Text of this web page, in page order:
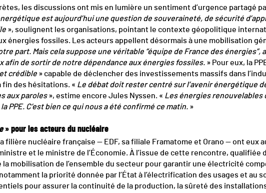
les discussions ont mis en lumière un sentiment d’urgence partagé
est aujourd’hui une question de souveraineté, de sécurité
», soulignent les organisations, pointant le contexte géopolitique
énergies fossiles. Les acteurs appellent désormais à une mobilisation
part. Mais cela suppose une véritable “équipe de France des énergies”,
afin de sortir de notre dépendance aux énergies fossiles. » Pour eux, la
crédible» capable de déclencher des investissements massifs dans
fin des hésitations. « Le débat doit rester centré sur l’avenir énergétique
aux paroles», estime encore Jules Nyssen. « Les énergies renouvelables
PPE. C’est bien ce qui nous a été confirmé ce matin.»
» pour les acteurs du nucléaire
filière nucléaire française — EDF, sa filiale Framatome et Orano — ont eux
et le ministre de l’Économie. À l’issue de cette rencontre, qualifiée
la mobilisation de l’ensemble du secteur pour garantir une électricité
la priorité donnée par l’État à l’électrification des usages et au
pour assurer la continuité de la production, la sûreté des